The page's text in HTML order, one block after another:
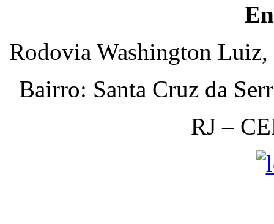
Rodovia Washington
Bairro: Santa Cruz da
RJ –